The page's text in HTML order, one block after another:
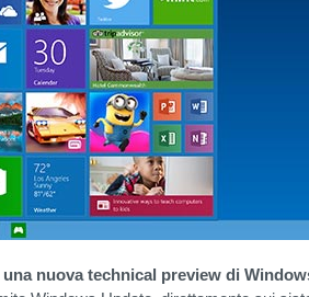
nuova technical preview di